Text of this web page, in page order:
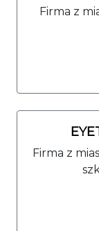
Firma z
Firma z